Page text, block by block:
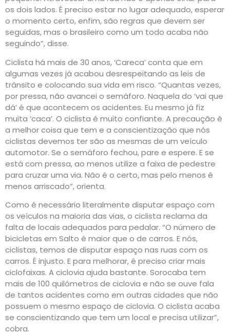
os dois lados. É preciso estar no lugar adequado, esperar
o momento certo, enfim, são regras que devem ser
seguidas, mas o brasileiro como um todo acaba não
seguindo”, disse.
Ciclista há mais de 30 anos, ‘Careca’ conta que em
algumas vezes já acabou desrespeitando as leis de
trânsito e colocando sua vida em risco. “Quantas vezes,
por pressa, não avancei o semáforo. Naquela do ‘vai que
dá’ é que acontecem os acidentes. Eu mesmo já fiz
muita ‘caca’. O ciclista é muito confiante. A precaução é
a melhor coisa que tem e a conscientização que nós
ciclistas devemos ter são as mesmas de um veículo
automotor. Se o semáforo fechou, pare e espere. E se
está com pressa, ao menos utilize a faixa de pedestre
para cruzar uma via. Não é o certo, mas pelo menos é
menos arriscado”, orienta.
Como é necessário literalmente disputar espaço com
os veículos na maioria das vias, o ciclista reclama da
falta de locais adequados para pedalar. “O número de
bicicletas em Salto é maior que o de carros. E nós,
ciclistas, temos de disputar espaço nas ruas com os
carros. É injusto. E para melhorar, é preciso criar mais
ciclofaixas. A ciclovia ajuda bastante. Sorocaba tem
mais de 100 quilômetros de ciclovia e não se ouve fala
de tantos acidentes como em outras cidades que não
possuem o mesmo espaço de ciclovia. O ciclista acaba
se conscientizando que tem um local e precisa utilizar”,
cobra.